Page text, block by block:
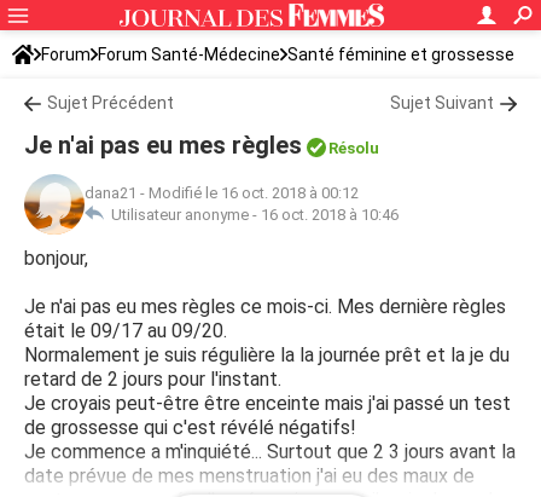
Forum Forum Santé-Médecine Santé féminine et grossesse
Tomber enceinte
Sujet Précédent Sujet Suivant
Je n'ai pas eu mes règles Résolu
dana21 - Modifié le 16 oct. 2018 à 00:12
Utilisateur anonyme - 16 oct. 2018 à 10:46
bonjour,
Je n'ai pas eu mes règles ce mois-ci. Mes dernière règles
était le 09/17 au 09/20.
Normalement je suis régulière la la journée prêt et la je du
retard de 2 jours pour l'instant.
Je croyais peut-être être enceinte mais j'ai passé un test
de grossesse qui c'est révélé négatifs!
Je commence a m'inquiété... Surtout que 2 3 jours avant la
date prévue de mes menstruation j'ai eu des maux de